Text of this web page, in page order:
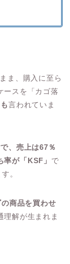
ま、購入に至ら
ースを「カゴ落
言われていま
、売上は67％
率が「KSF」 で
。
の商品を買わせ
理解が生まれま